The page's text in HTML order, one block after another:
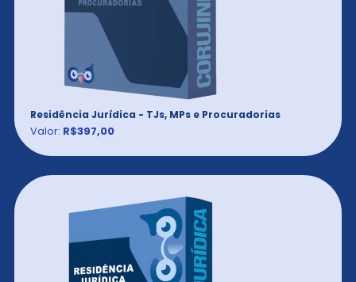
Residência Jurídica - TJs, MPs e Procuradorias
Valor: R$397,00